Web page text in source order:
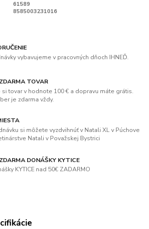
61589
8585003231016
vybavujeme v pracovných dňoch IHNEĎ.
TOVAR
tovar v hodnote 100 € a dopravu máte grátis.
je zdarma vždy.
si môžete vyzdvihnúť v Natali XL v Púchove
Natali v Považskej Bystrici
DONÁŠKY KYTICE
KYTICE nad 50€ ZADARMO